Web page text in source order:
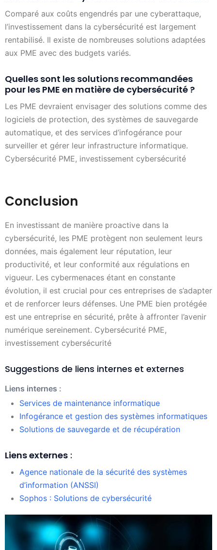
Comparé aux coûts engendrés par une cyberattaque,
l’investissement dans la cybersécurité est largement
rentabilisé. Il existe de nombreuses solutions adaptées
aux PME avec des budgets variés.
Quelles sont les solutions recommandées
pour les PME en matière de cybersécurité ?
Les PME devraient envisager des solutions comme des
logiciels de protection, des systèmes de sauvegarde
automatique, et des services d’infogérance pour
surveiller et gérer leur infrastructure informatique.
Cybersécurité PME, investissement cybersécurité
Conclusion
En investissant de manière proactive dans la
cybersécurité, les PME protègent non seulement leurs
données, mais également leur réputation, leur
productivité, et leur conformité aux régulations en
vigueur. Les cybermenaces étant en constante
évolution, il est crucial pour ces entreprises de s’adapter
et de renforcer leurs défenses. Une PME bien protégée
est une entreprise en sécurité, prête à affronter l’avenir
numérique sereinement. Cybersécurité PME,
investissement cybersécurité
Suggestions de liens internes et externes
Liens internes :
Services de maintenance informatique
Infogérance et gestion des systèmes informatiques
Solutions de sauvegarde et de récupération
Liens externes :
Agence nationale de la sécurité des systèmes
d’information (ANSSI)
Sophos : Solutions de cybersécurité